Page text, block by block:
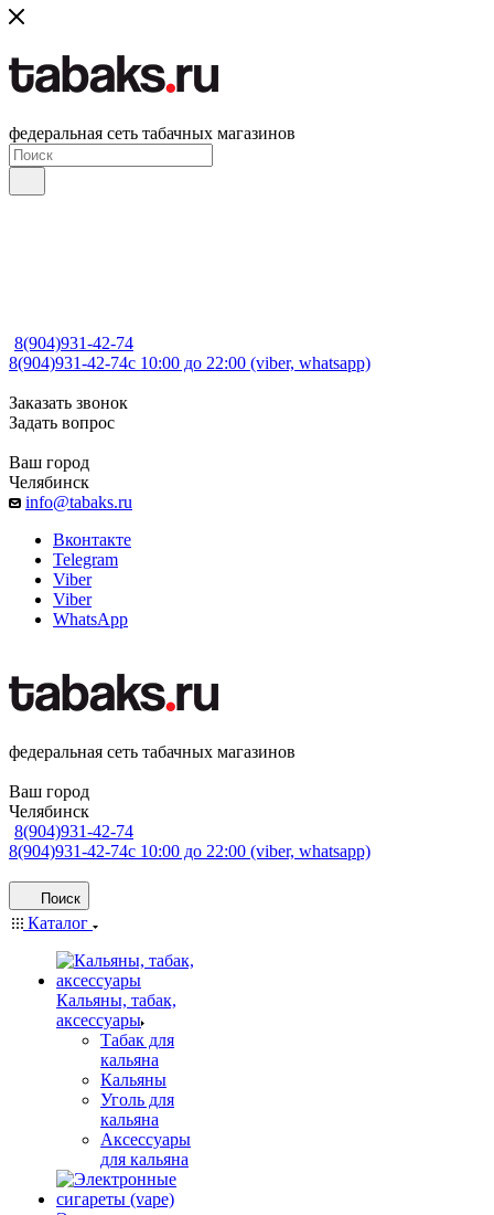
федеральная сеть табачных магазинов
8(904)931-42-74
8(904)931-42-74с 10:00 до 22:00 (viber, whatsapp)
Заказать звонок
Задать вопрос
Ваш город
Челябинск
info@tabaks.ru
Вконтакте
Telegram
Viber
Viber
WhatsApp
федеральная сеть табачных магазинов
Ваш город
Челябинск
8(904)931-42-74
8(904)931-42-74с 10:00 до 22:00 (viber, whatsapp)
Поиск
Каталог
Кальяны, табак,
аксессуары
Табак для
кальяна
Кальяны
Уголь для
кальяна
Аксессуары
для кальяна